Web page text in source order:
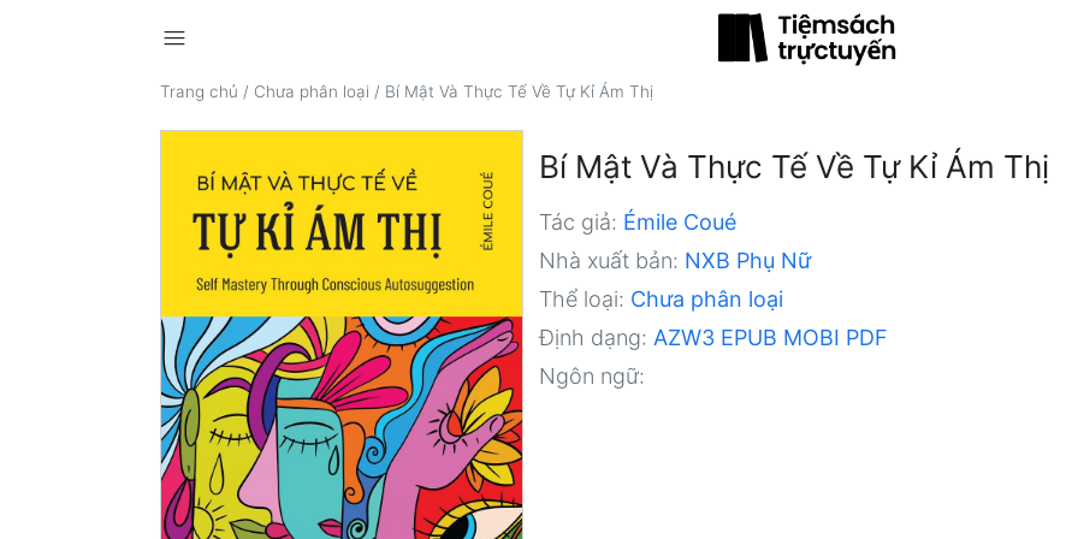
menu
Trang chủ / Chưa phân loại / Bí Mật Và Thực Tế Về Tự Kỉ Ám Thị
Bí Mật Và Thực Tế Về Tự Kỉ Ám Thị
Tác giả: Émile Coué
Nhà xuất bản: NXB Phụ Nữ
Thể loại: Chưa phân loại
Định dạng: AZW3 EPUB MOBI PDF
Ngôn ngữ: